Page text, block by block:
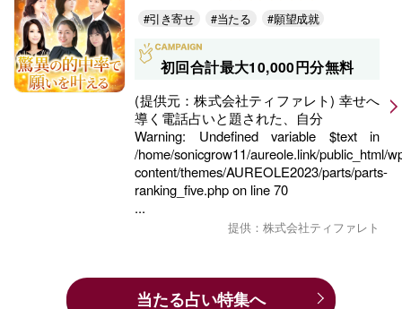
#引き寄せ #当たる #願望成就
初回合計最大10,000円分無料
(提供元：株式会社ティファレト) 幸せへ
導く電話占いと題された、自分
Warning: Undefined variable $text in
/home/sonicgrow11/aureole.link/public_html/
content/themes/AUREOLE2023/parts/parts-
ranking_five.phpon line70
...
提供：株式会社ティファレト
当たる占い特集へ